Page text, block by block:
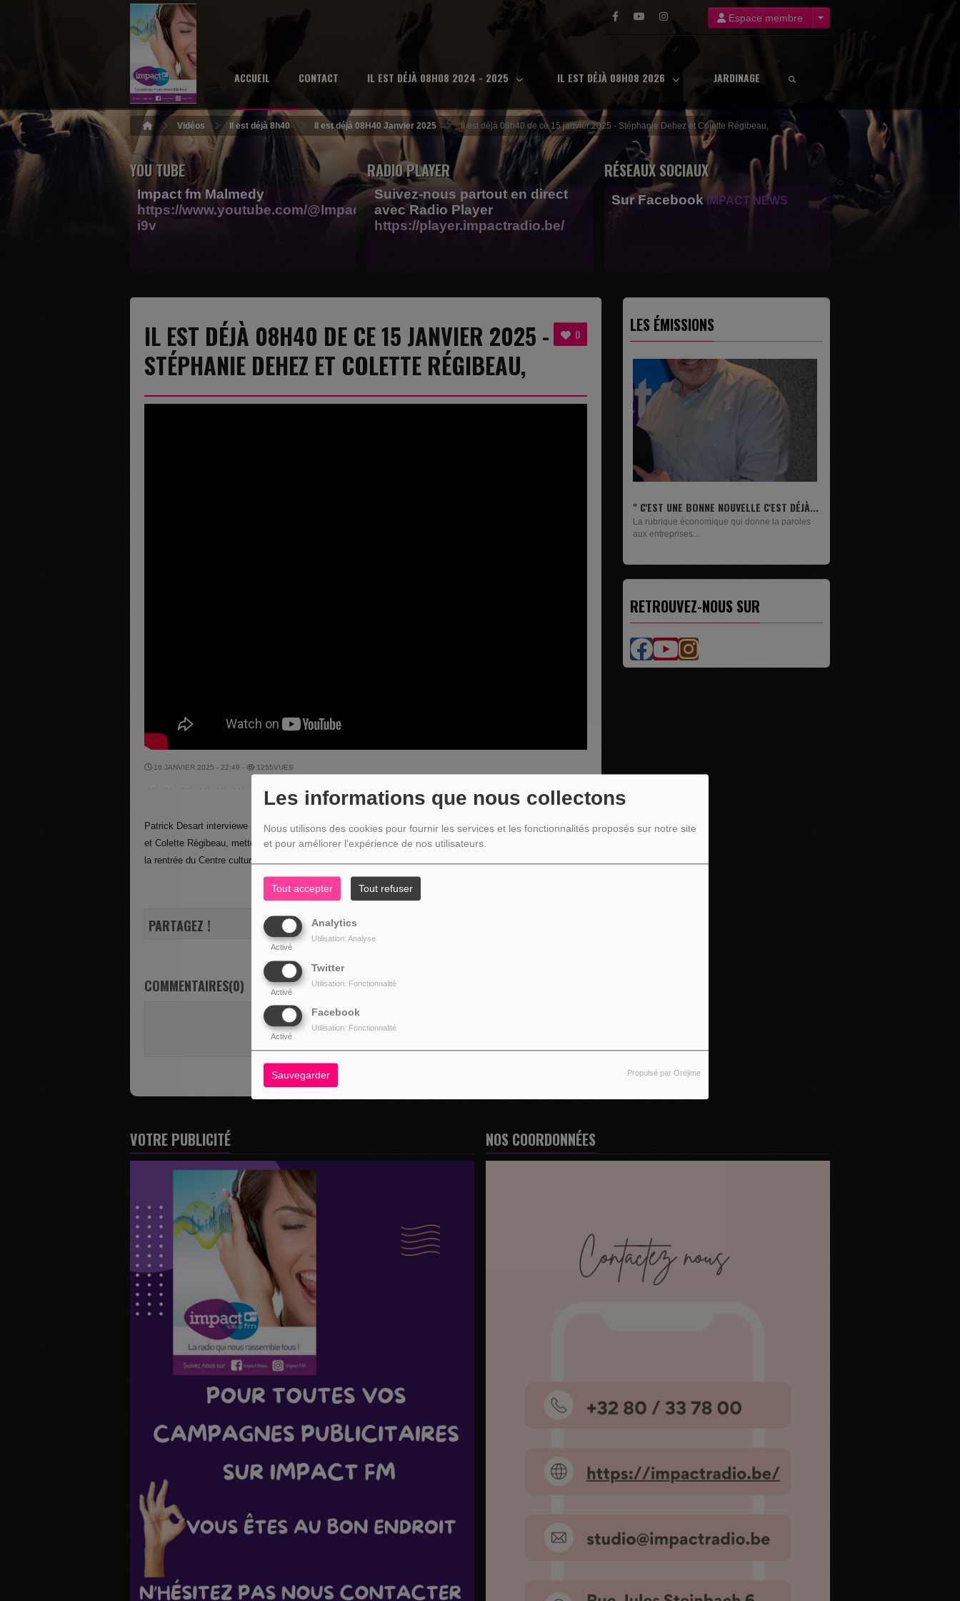
Les informations que nous collectons
Nous utilisons des cookies pour fournir les services et les fonctionnalités proposés sur notre site
et pour améliorer l'expérience de nos utilisateurs.
Tout accepter Tout refuser
Analytics
Activé
Utilisation: Analyse
Twitter
Activé
Utilisation: Fonctionnalité
Facebook
Activé
Utilisation: Fonctionnalité
Sauvegarder Propulsé par Orejime
Espace membre
ACCUEIL CONTACT IL EST DÉJÀ 08H08 2024 - 2025 IL EST DÉJÀ 08H08 2026 JARDINAGE
Vidéos Il est déjà 8h40 Il est déjà 08H40 Janvier 2025 Il est déjà 08h40 de ce 15 janvier 2025 - Stéphanie Dehez et Colette Régibeau,
YOU TUBE
Impact fm Malmedy
https://www.youtube.com/@Impactfm-
i9v
RADIO PLAYER
Suivez-nous partout en direct
avec Radio Player
https://player.impactradio.be/
RÉSEAUX SOCIAUX
Sur Facebook IMPACT NEWS
0
IL EST DÉJÀ 08H40 DE CE 15 JANVIER 2025 -
STÉPHANIE DEHEZ ET COLETTE RÉGIBEAU,
16 JANVIER 2025 - 22:49 - 1255VUES
Patrick Desart interviewe Stéphanie Dehez, porte parole du Centre culturel Stavelot - Trois-Ponts
et Colette Régibeau, metteur en scène et animatrice de l'atelier théâtre pour la présentation des ateliers de
la rentrée du Centre culturel Stavelot - Trois-Ponts
PARTAGEZ !
COMMENTAIRES(0)
Vous devez être connecté pour commenter
LES ÉMISSIONS
" C'EST UNE BONNE NOUVELLE C'EST DÉJÀ...
La rubrique économique qui donne la paroles
LIVRES
Un lundi sur deux, Maxime Janssens vous
présente les livres de...
RETROUVEZ-NOUS SUR
VOTRE PUBLICITÉ NOS COORDONNÉES